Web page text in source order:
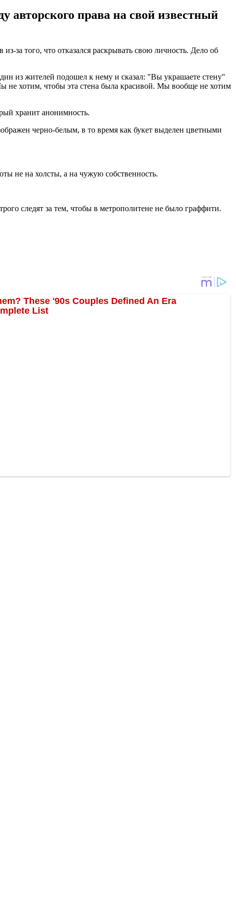
авторского права на свой известный
за того, что отказался раскрывать свою личность. Дело об
из жителей подошел к нему и сказал: "Вы украшаете стену"
не хотим, чтобы эта стена была красивой. Мы вообще не хотим
хранит анонимность.
черно-белым, в то время как букет выделен цветными
не на холсты, а на чужую собственность.
следят за тем, чтобы в метрополитене не было граффити.